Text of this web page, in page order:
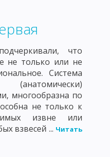
что
не только или не
Система
многообразна по
не только к
извне или
взвесей ... Читать